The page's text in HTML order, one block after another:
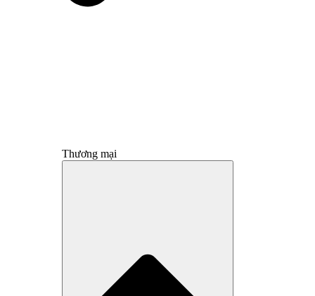
Thương mại